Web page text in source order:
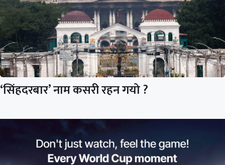
‘सिंहदरबार’ नाम कसरी रहन गयो ?